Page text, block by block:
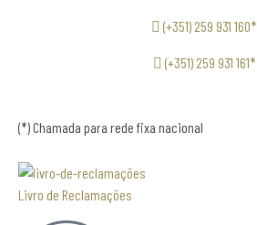
(+351) 259 931 160*
(+351) 259 931 161*
(*) Chamada para rede fixa nacional
Livro de Reclamações